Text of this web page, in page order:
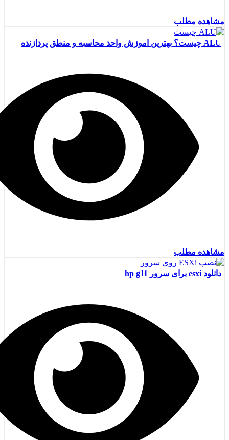
مشاهده مطلب
ALU چیست؟ بهترین اموزش واحد محاسبه و منطق پردازنده
مشاهده مطلب
دانلود esxi برای سرور hp g11